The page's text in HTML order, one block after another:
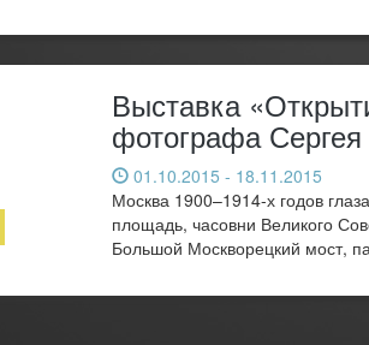
Выставка
фотографа
01.10.2015 - 18.11.2015
Москва 1900–1914-х годов
площадь, часовни Великого
Большой Москворецкий мост,